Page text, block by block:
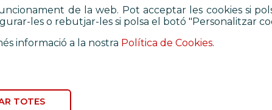
de la web. Pot acceptar les cookies si
les o rebutjar-les si polsa el botó "Personalitzar
informació a la nostra Política de Cookies.
TOTES